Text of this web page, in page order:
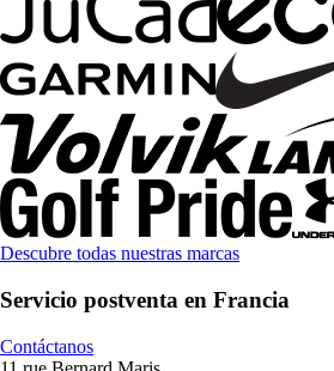
Descubre todas nuestras marcas
Servicio postventa en Francia
Contáctanos